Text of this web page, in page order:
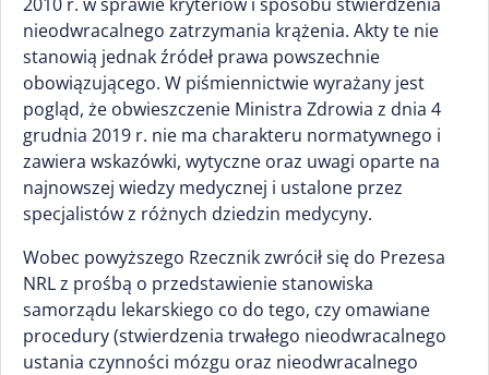
nieodwracalnego zatrzymania krążenia. Akty te nie
stanowią jednak źródeł prawa powszechnie
obowiązującego. W piśmiennictwie wyrażany jest
pogląd, że obwieszczenie Ministra Zdrowia z dnia 4
grudnia 2019 r. nie ma charakteru normatywnego i
zawiera wskazówki, wytyczne oraz uwagi oparte na
najnowszej wiedzy medycznej i ustalone przez
specjalistów z różnych dziedzin medycyny.
Wobec powyższego Rzecznik zwrócił się do Prezesa
NRL z prośbą o przedstawienie stanowiska
samorządu lekarskiego co do tego, czy omawiane
procedury (stwierdzenia trwałego nieodwracalnego
ustania czynności mózgu oraz nieodwracalnego